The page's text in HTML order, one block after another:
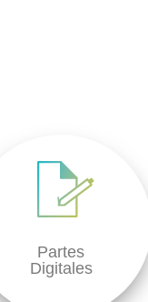
Partes
Digitales